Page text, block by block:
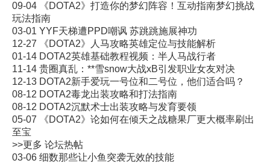
09-04
《DOTA2》打造你的梦幻阵容！互动指南梦幻挑战
玩法指南
03-01 YYF天梯遭PPD嘲讽 苏跳跳施展神功
12-27
《DOTA2》人马攻略英雄定位与技能解析
01-14 DOTA2英雄基础教程视频：半人马战行者
11-14 贵圈真乱：**雪snow大战xB引发职业女友对决
12-13 DOTA2新手爱玩一号位和二号位，他们适合吗？
08-12 DOTA2毒龙出装攻略和打法指南
08-12 DOTA2沉默术士出装攻略与发育要领
05-07
《DOTA2》论如何在倾天之战糖果厂更大概率刷出
至宝
>>更多 论坛热帖
03-06 细数那些让小鱼突袭无效的技能